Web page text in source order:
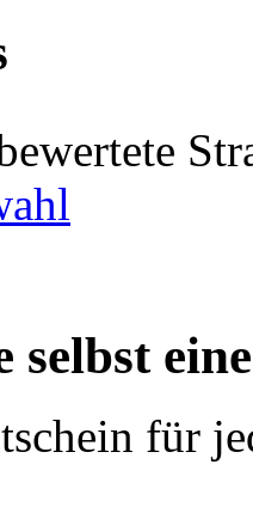
selbst
für